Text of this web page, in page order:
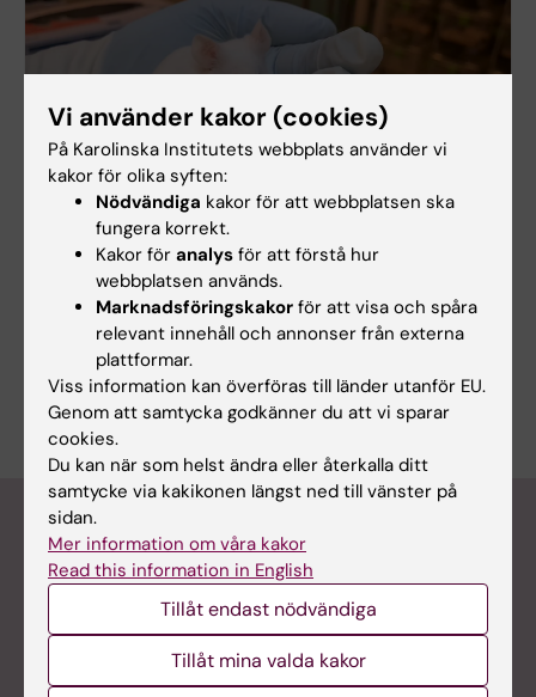
Komparativ Medicin
Komparativ Medicin tillhandahåller infrastruktur av
internationell klass för forskningsstudier som
innefattar användning av djur. Ett etiskt
förhållningssätt genomsyrar hela vår verksamhet.
Forskningsnyheter
Nyheter
KI:s äldsta makakers bidrag till forskning
Vi använder kakor (cookies)
På Karolinska Institutets webbplats använder vi
kakor för olika syften:
Nödvändiga kakor för att webbplatsen ska
fungera korrekt.
Kakor för analys för att förstå hur
webbplatsen används.
Marknadsföringskakor för att visa och spåra
relevant innehåll och annonser från externa
plattformar.
Viss information kan överföras till länder utanför EU.
Genom att samtycka godkänner du att vi sparar
cookies.
Du kan när som helst ändra eller återkalla ditt
samtycke via kakikonen längst ned till vänster på
sidan.
Mer information om våra kakor
Read this information in English
Tillåt endast nödvändiga
Tillåt mina valda kakor